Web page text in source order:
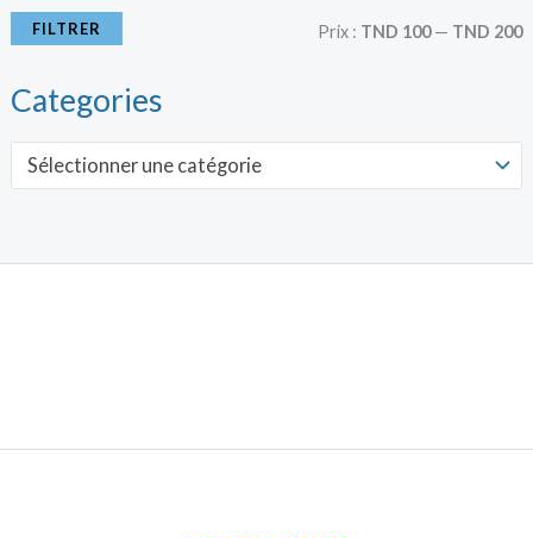
ii
FILTRER Prix : TND 100— TND 200
Categories
Sélectionner une catégorie